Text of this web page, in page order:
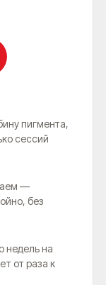
пигмента,
сессий
—
без
недель на
от раза к